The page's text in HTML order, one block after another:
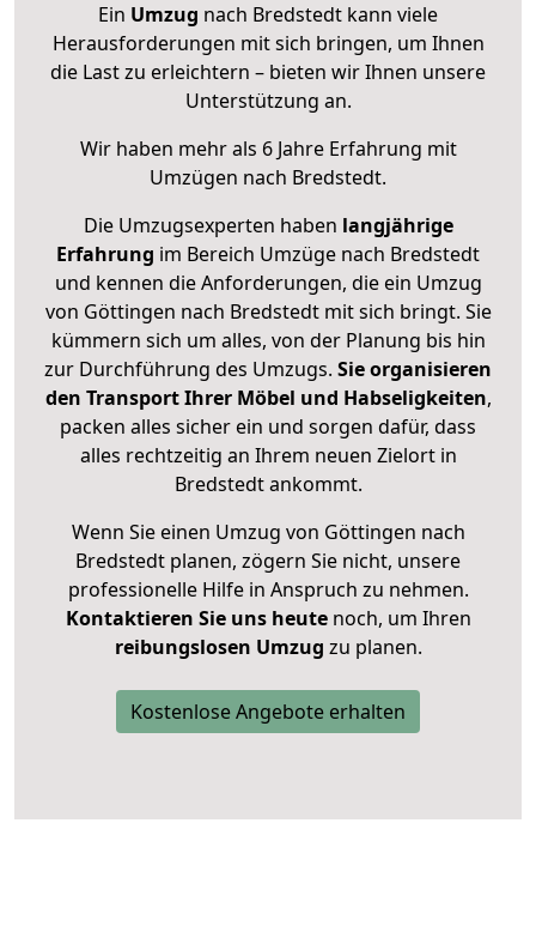
Ein Umzug nach Bredstedt kann viele
Herausforderungen mit sich bringen, um Ihnen
die Last zu erleichtern – bieten wir Ihnen unsere
Unterstützung an.
Wir haben mehr als 6 Jahre Erfahrung mit
Umzügen nach Bredstedt.
Die Umzugsexperten haben langjährige
Erfahrung im Bereich Umzüge nach Bredstedt
und kennen die Anforderungen, die ein Umzug
von Göttingen nach Bredstedt mit sich bringt. Sie
kümmern sich um alles, von der Planung bis hin
zur Durchführung des Umzugs. Sie organisieren
den Transport Ihrer Möbel und Habseligkeiten,
packen alles sicher ein und sorgen dafür, dass
alles rechtzeitig an Ihrem neuen Zielort in
Bredstedt ankommt.
Wenn Sie einen Umzug von Göttingen nach
Bredstedt planen, zögern Sie nicht, unsere
professionelle Hilfe in Anspruch zu nehmen.
Kontaktieren Sie uns heutenoch, um Ihren
reibungslosen Umzug zu planen.
Kostenlose Angebote erhalten